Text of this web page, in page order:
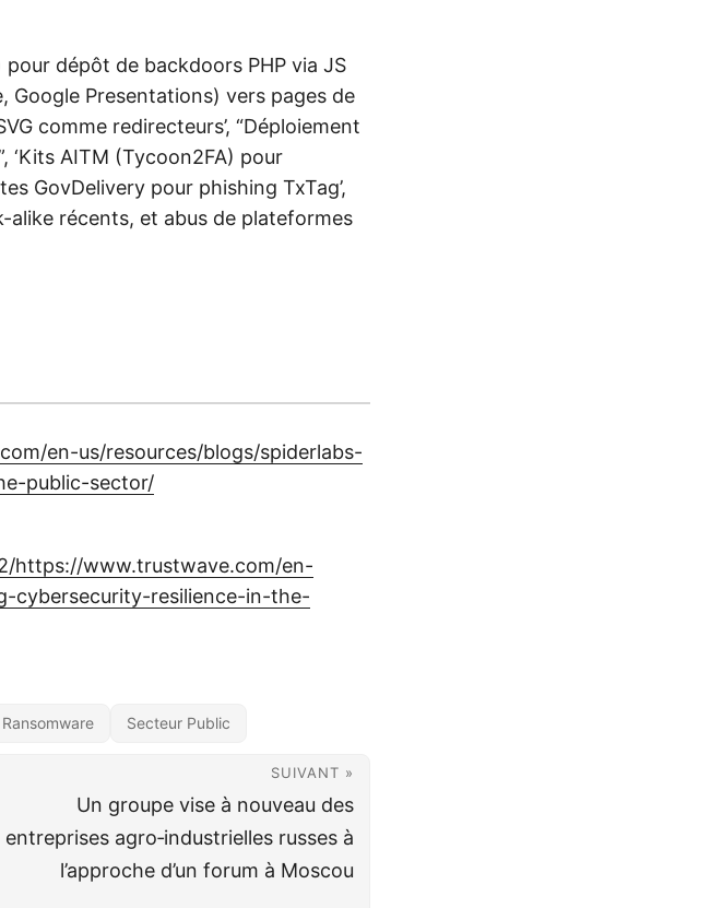
pour dépôt de backdoors PHP via JS
Google Presentations) vers pages de
comme redirecteurs’, “Déploiement
‘Kits AITM (Tycoon2FA) pour
GovDelivery pour phishing TxTag’,
alike récents, et abus de plateformes
en-us/resources/blogs/spiderlabs-
public-sector/
https://www.trustwave.com/en-
cybersecurity-resilience-in-the-
Ransomware Secteur Public
SUIVANT »
Un groupe vise à nouveau des
entreprises agro‑industrielles russes à
l’approche d’un forum à Moscou